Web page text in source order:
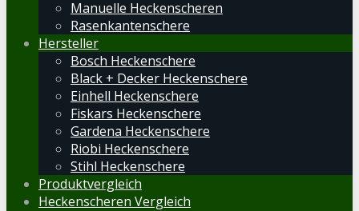
Manuelle Heckenscheren
Rasenkantenschere
Hersteller
Bosch Heckenschere
Black + Decker Heckenschere
Einhell Heckenschere
Fiskars Heckenschere
Gardena Heckenschere
Riobi Heckenschere
Stihl Heckenschere
Produktvergleich
Heckenscheren Vergleich